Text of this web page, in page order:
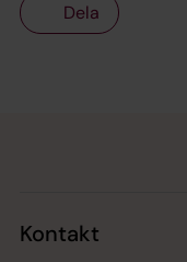
Dela
Kontakt